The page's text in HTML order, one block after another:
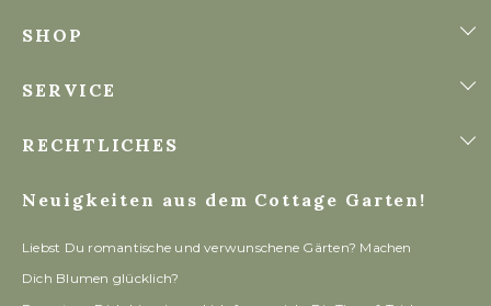
SHOP
SERVICE
RECHTLICHES
Neuigkeiten aus dem Cottage Garten!
Liebst Du romantische und verwunschene Gärten? Machen
Dich Blumen glücklich?